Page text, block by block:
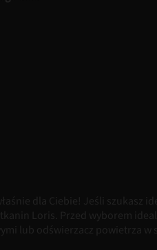
dla Ciebie! Jeśli
Loris. Przed wyborem
lub odświerzacz powietrza w